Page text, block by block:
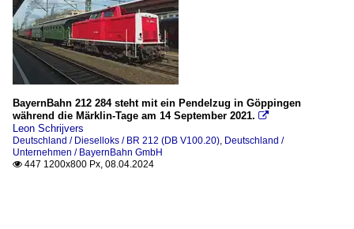
BayernBahn 212 284 steht mit ein Pendelzug in Göppingen
während die Märklin-Tage am 14 September 2021. 
Leon Schrijvers
Deutschland / Dieselloks / BR 212 (DB V100.20), Deutschland /
Unternehmen / BayernBahn GmbH
 447 1200x800 Px, 08.04.2024